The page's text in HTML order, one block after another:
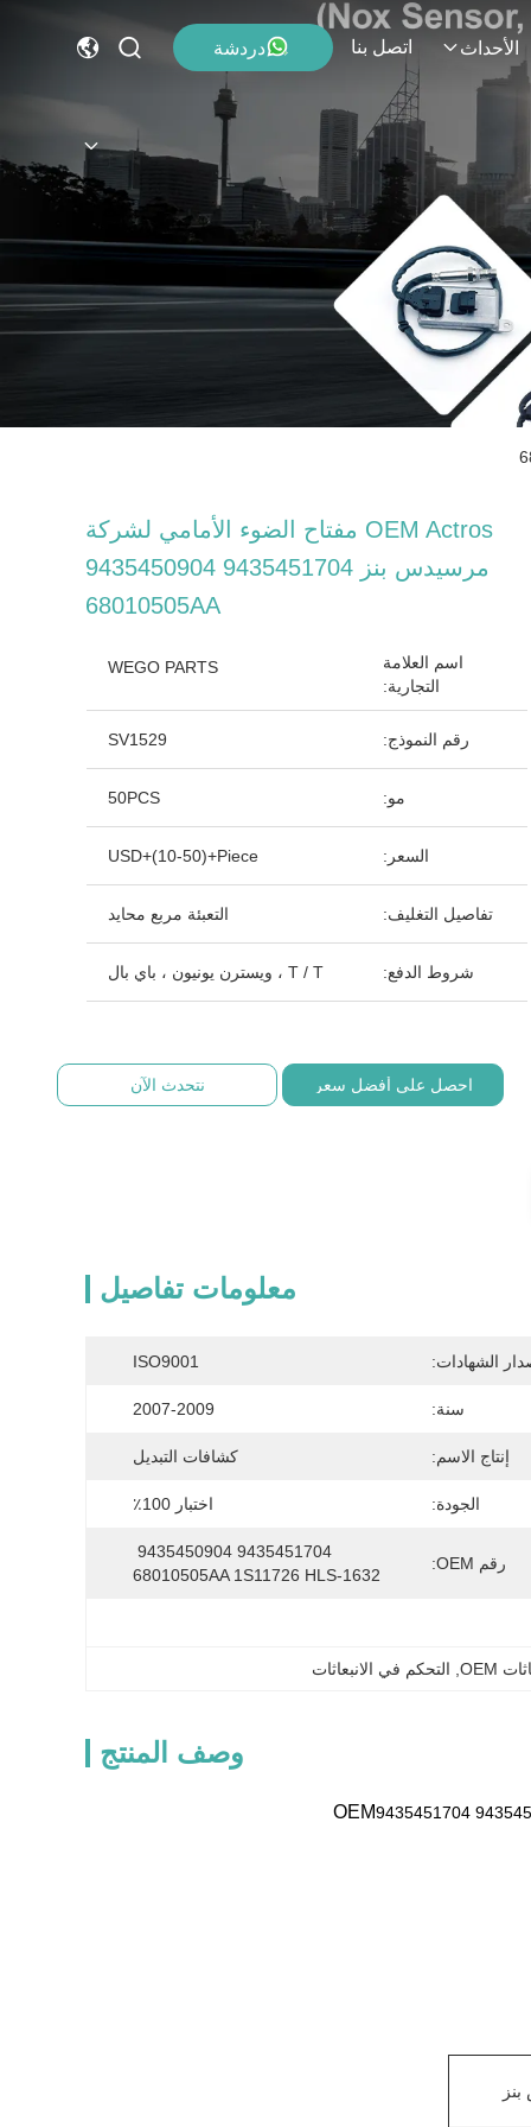
الأحداث اتصل بنا دردشة
OEM Actros مفتاح الضوء الأمامي لشركة
مرسيدس بنز 9435451704 9435450904
68010505AA
اسم العلامة
التجارية:
WEGO PARTS
رقم النموذج: SV1529
مو: 50PCS
السعر: USD+(10-50)+Piece
تفاصيل التغليف: التعبئة مربع محايد
شروط الدفع: T / T ، ويسترن يونيون ، باي بال
احصل على أفضل سعر نتحدث الآن
معلومات تفاصيل
الشهادات: ISO9001
سنة: 2007-2009
إنتاج الاسم: كشافات التبديل
الجودة: اختبار 100٪
رقم OEM:
68010505AA 1S11726 HLS-1632
التحكم في الانبعاثات
وصف المنتج
9435451704